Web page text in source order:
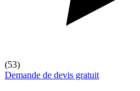
(53)
Demande de devis gratuit